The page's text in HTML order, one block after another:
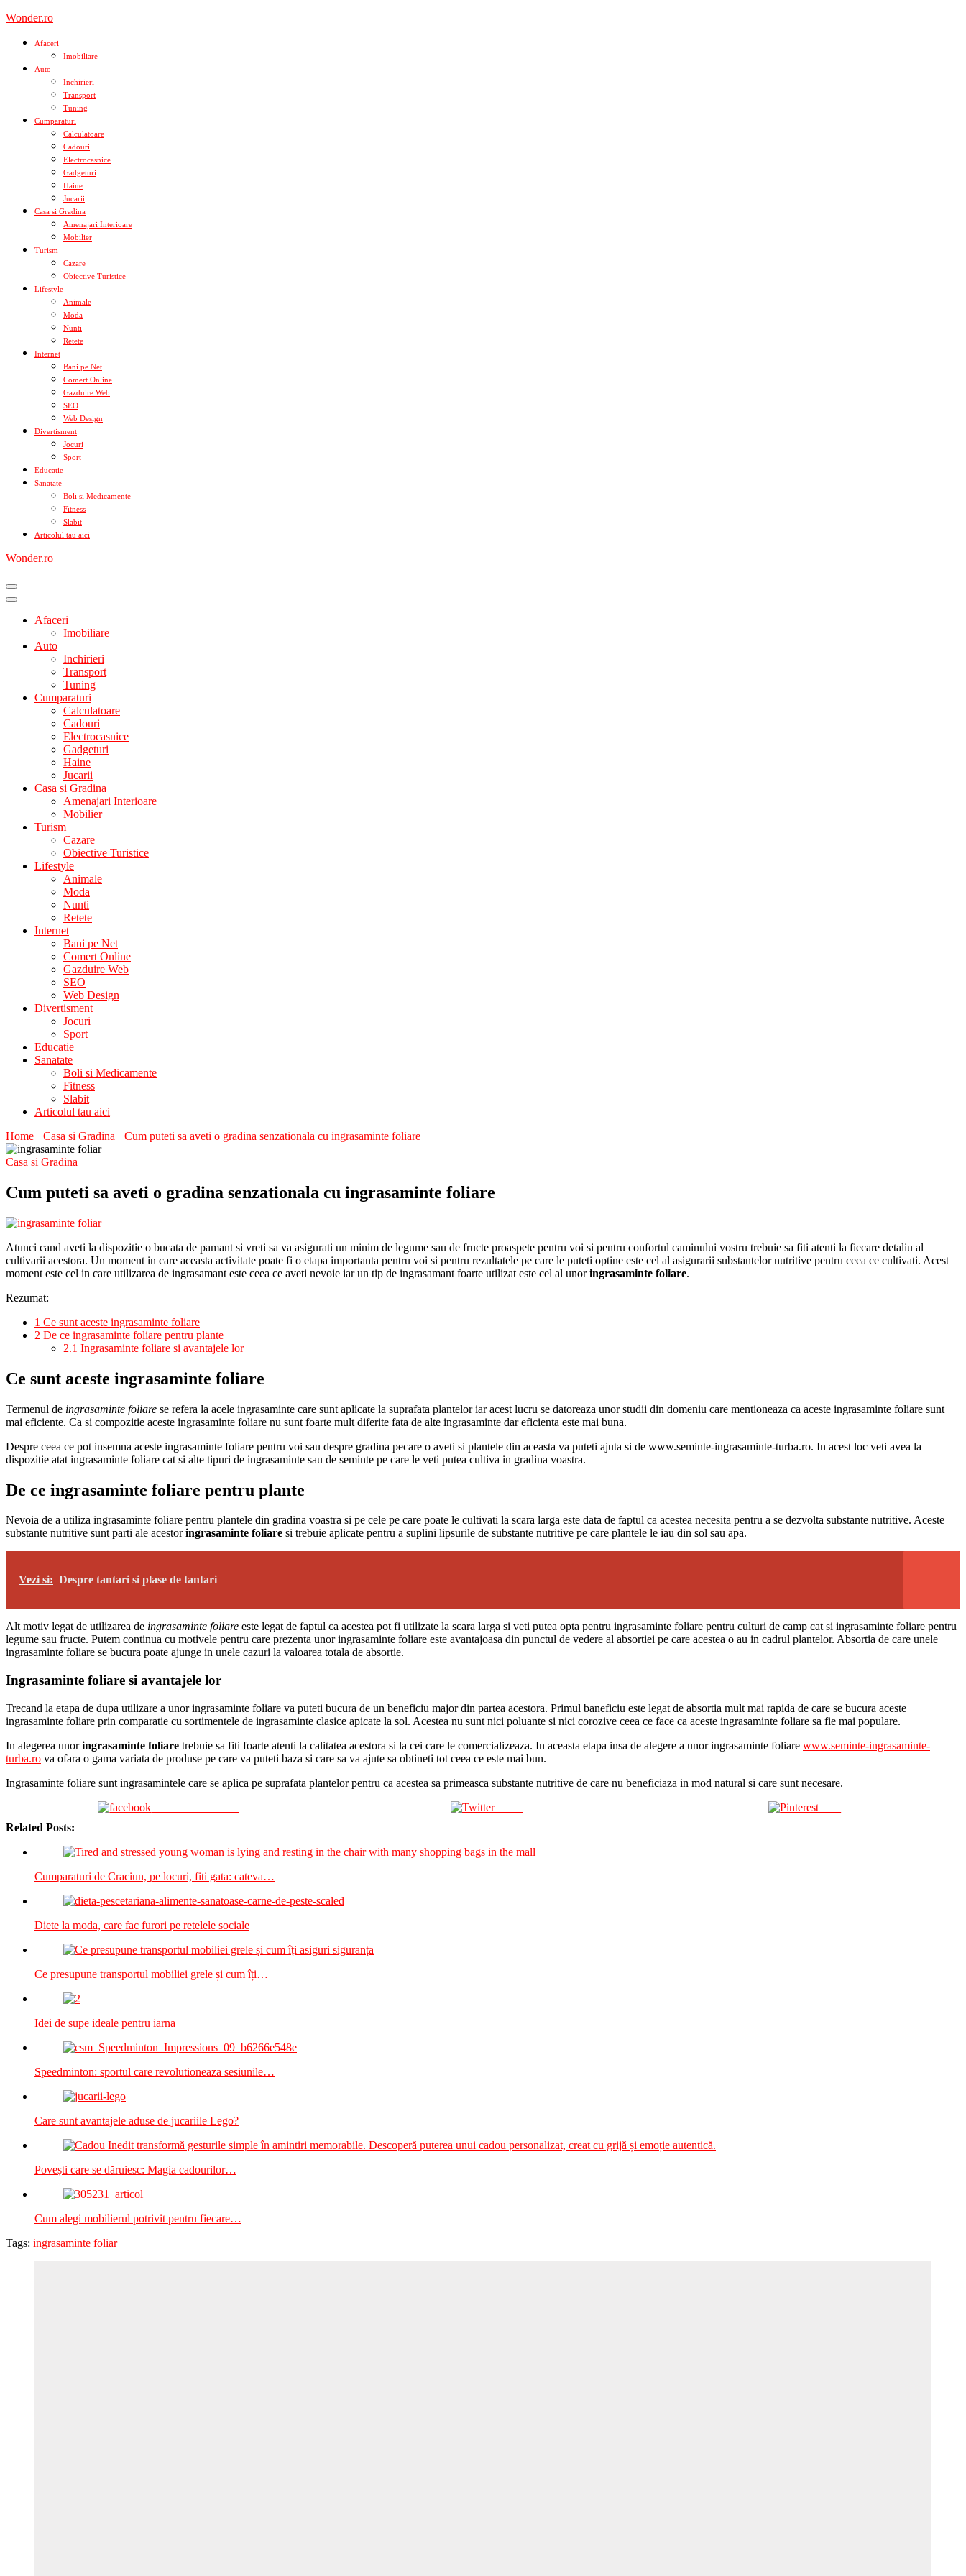
Skip
content
Wonder.ro
Afaceri
Imobiliare
Auto
Inchirieri
Transport
Tuning
Cumparaturi
Calculatoare
Cadouri
Electrocasnice
Gadgeturi
Haine
Jucarii
Casa si Gradina
Amenajari Interioare
Mobilier
Turism
Cazare
Obiective Turistice
Lifestyle
Animale
Moda
Nunti
Retete
Internet
Bani pe Net
Comert Online
Gazduire Web
SEO
Web Design
Divertisment
Jocuri
Sport
Educatie
Sanatate
Boli si Medicamente
Fitness
Slabit
Articolul tau aici
Wonder.ro
Afaceri
Imobiliare
Auto
Inchirieri
Transport
Tuning
Cumparaturi
Calculatoare
Cadouri
Electrocasnice
Gadgeturi
Haine
Jucarii
Casa si Gradina
Amenajari Interioare
Mobilier
Turism
Cazare
Obiective Turistice
Lifestyle
Animale
Moda
Nunti
Retete
Internet
Bani pe Net
Comert Online
Gazduire Web
SEO
Web Design
Divertisment
Jocuri
Sport
Educatie
Sanatate
Boli si Medicamente
Fitness
Slabit
Articolul tau aici
Home
Casa si Gradina Cum puteti sa aveti o gradina senzationala cu ingrasaminte foliare
Casa si Gradina
Cum puteti sa aveti o gradina senzationala cu ingrasaminte foliare
Atunci cand aveti la dispozitie o bucata de pamant si vreti sa va asigurati un minim de legume sau de fructe proaspete pentru voi si pentru confortul caminului vostru trebuie sa fiti atenti la fiecare detaliu al
cultivarii acestora. Un moment in care aceasta activitate poate fi o etapa importanta pentru voi si pentru rezultatele pe care le puteti optine este cel al asigurarii substantelor nutritive pentru ceea ce cultivati. Acest
moment este cel in care utilizarea de ingrasamant este ceea ce aveti nevoie iar un tip de ingrasamant foarte utilizat este cel al unoringrasaminte foliare.
Rezumat:
1 Ce sunt aceste ingrasaminte foliare
2 De ce ingrasaminte foliare pentru plante
2.1 Ingrasaminte foliare si avantajele lor
Ce sunt aceste ingrasaminte foliare
Termenul de ingrasaminte foliare se refera la acele ingrasaminte care sunt aplicate la suprafata plantelor iar acest lucru se datoreaza unor studii din domeniu care mentioneaza ca aceste ingrasaminte foliare sunt
mai eficiente. Ca si compozitie aceste ingrasaminte foliare nu sunt foarte mult diferite fata de alte ingrasaminte dar eficienta este mai buna.
Despre ceea ce pot insemna aceste ingrasaminte foliare pentru voi sau despre gradina pecare o aveti si plantele din aceasta va puteti ajuta si de www.seminte-ingrasaminte-turba.ro. In acest loc veti avea la
dispozitie atat ingrasaminte foliare cat si alte tipuri de ingrasaminte sau de seminte pe care le veti putea cultiva in gradina voastra.
De ce ingrasaminte foliare pentru plante
Nevoia de a utiliza ingrasaminte foliare pentru plantele din gradina voastra si pe cele pe care poate le cultivati la scara larga este data de faptul ca acestea necesita pentru a se dezvolta substante nutritive. Aceste
substante nutritive sunt parti ale acestoringrasaminte foliare si trebuie aplicate pentru a suplini lipsurile de substante nutritive pe care plantele le iau din sol sau apa.
Vezi si: Despre tantari si plase de tantari
Alt motiv legat de utilizarea de ingrasaminte foliare este legat de faptul ca acestea pot fi utilizate la scara larga si veti putea opta pentru ingrasaminte foliare pentru culturi de camp cat si ingrasaminte foliare pentru
legume sau fructe. Putem continua cu motivele pentru care prezenta unor ingrasaminte foliare este avantajoasa din punctul de vedere al absortiei pe care acestea o au in cadrul plantelor. Absortia de care unele
ingrasaminte foliare se bucura poate ajunge in unele cazuri la valoarea totala de absortie.
Ingrasaminte foliare si avantajele lor
Trecand la etapa de dupa utilizare a unoringrasaminte foliare va puteti bucura de un beneficiu major din partea acestora. Primul baneficiu este legat de absortia mult mai rapida de care se bucura aceste
ingrasaminte foliare prin comparatie cu sortimentele de ingrasaminte clasice apicate la sol. Acestea nu sunt nici poluante si nici corozive ceea ce face ca aceste ingrasaminte foliare sa fie mai populare.
In alegerea unoringrasaminte foliare trebuie sa fiti foarte atenti la calitatea acestora si la cei care le comercializeaza. In aceasta etapa insa de alegere a unor ingrasaminte foliare www.seminte-ingrasaminte-
turba.ro va ofara o gama variata de produse pe care va puteti baza si care sa va ajute sa obtineti tot ceea ce este mai bun.
Ingrasaminte foliare sunt ingrasamintele care se aplica pe suprafata plantelor pentru ca acestea sa primeasca substante nutritive de care nu beneficiaza in mod natural si care sunt necesare.
Tweet
Related Posts:
Cumparaturi de Craciun, pe locuri, fiti gata: cateva…
Diete la moda, care fac furori pe retelele sociale
Ce presupune transportul mobiliei grele și cum îți…
Idei de supe ideale pentru iarna
Speedminton: sportul care revolutioneaza sesiunile…
Care sunt avantajele aduse de jucariile Lego?
Povești care se dăruiesc: Magia cadourilor…
Cum alegi mobilierul potrivit pentru fiecare…
Tags: ingrasaminte foliar